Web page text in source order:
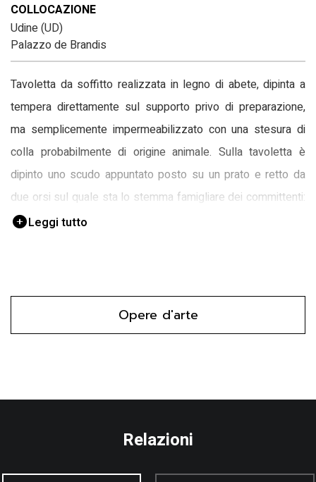
COLLOCAZIONE
Udine (UD)
Palazzo de Brandis
Tavoletta da soffitto realizzata in legno di abete, dipinta a
tempera direttamente sul supporto privo di preparazione,
ma semplicemente impermeabilizzato con una stesura di
colla probabilmente di origine animale. Sulla tavoletta è
dipinto uno scudo appuntato posto su un prato e retto da
due orsi sul quale sta lo stemma famigliare dei committenti:
una ruota di sperone a sei punte, stemma antico dei Moises
Leggi tutto
Opere d'arte
Relazioni